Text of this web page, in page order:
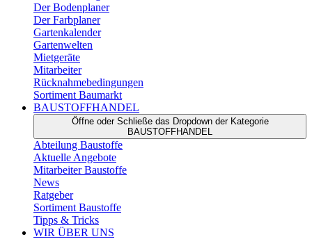
Der Bodenplaner
Der Farbplaner
Gartenkalender
Gartenwelten
Mietgeräte
Mitarbeiter
Rücknahmebedingungen
Sortiment Baumarkt
BAUSTOFFHANDEL
Öffne oder Schließe das Dropdown der Kategorie
BAUSTOFFHANDEL
Abteilung Baustoffe
Aktuelle Angebote
Mitarbeiter Baustoffe
News
Ratgeber
Sortiment Baustoffe
Tipps & Tricks
WIR ÜBER UNS